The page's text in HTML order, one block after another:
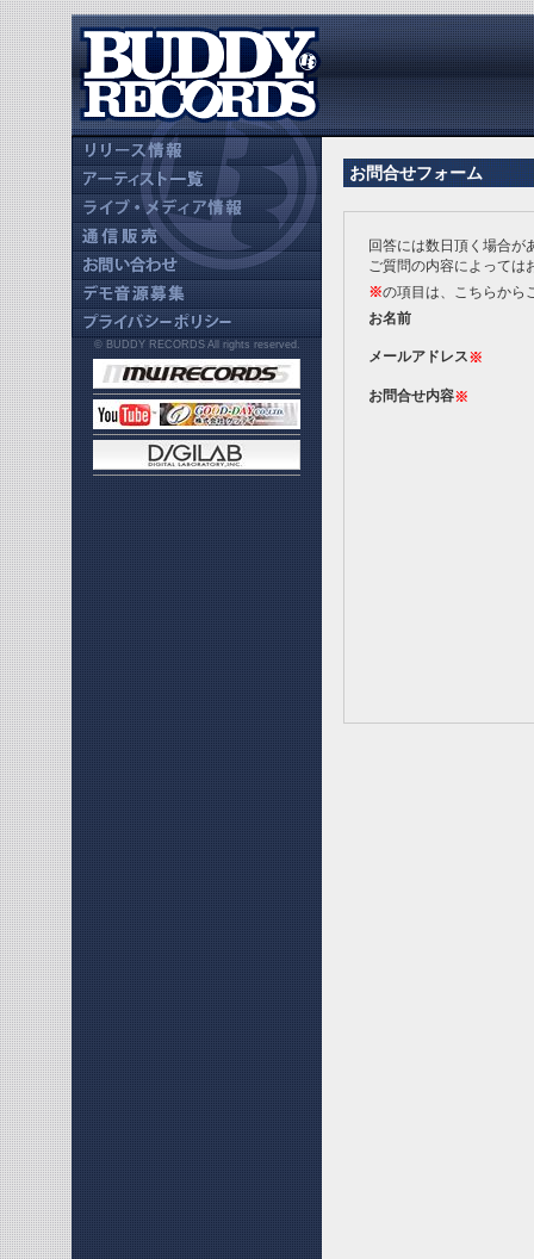
お問合せフォーム
回答には数日頂く場合が
ご質問の内容によっては
※の項目は、こちらから
お名前
メールアドレス※
お問合せ内容※
© BUDDY RECORDS All rights reserved.